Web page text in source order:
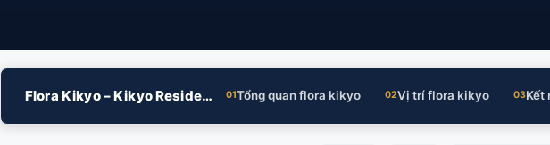
Flora Kikyo – Kikyo Residence 01Tổng quan flora kikyo 02Vị trí flora kikyo 03Kết